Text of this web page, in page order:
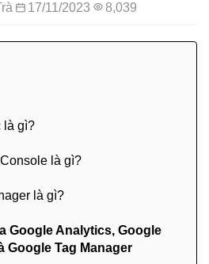
17/11/2023 8,039
là gì?
là gì?
là gì?
Google Analytics, Google
Google Tag Manager